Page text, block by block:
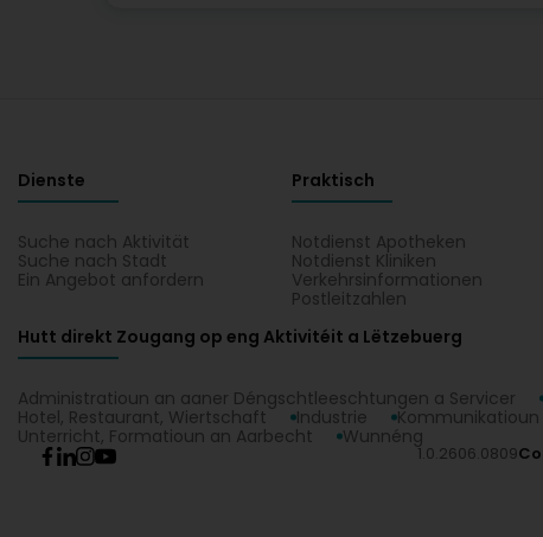
Dienste
Suche nach Aktivität
Suche nach Stadt
Ein Angebot anfordern
Praktisch
Notdienst Apotheken
Notdienst Kliniken
Verkehrsinformationen
Postleitzahlen
Hutt direkt Zougang op eng Aktivitéit a Lëtzebuerg
Administratioun an aaner Déngschtleeschtungen a Servicer
Hotel, Restaurant, Wiertschaft
Industrie
Unterricht, Formatioun an Aarbecht
Wunnéng
1.0.2606.0809